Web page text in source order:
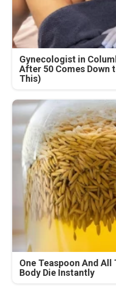
Gynecologist in
After 50 Comes Down
This)
One Teaspoon And All
Body Die Instantly